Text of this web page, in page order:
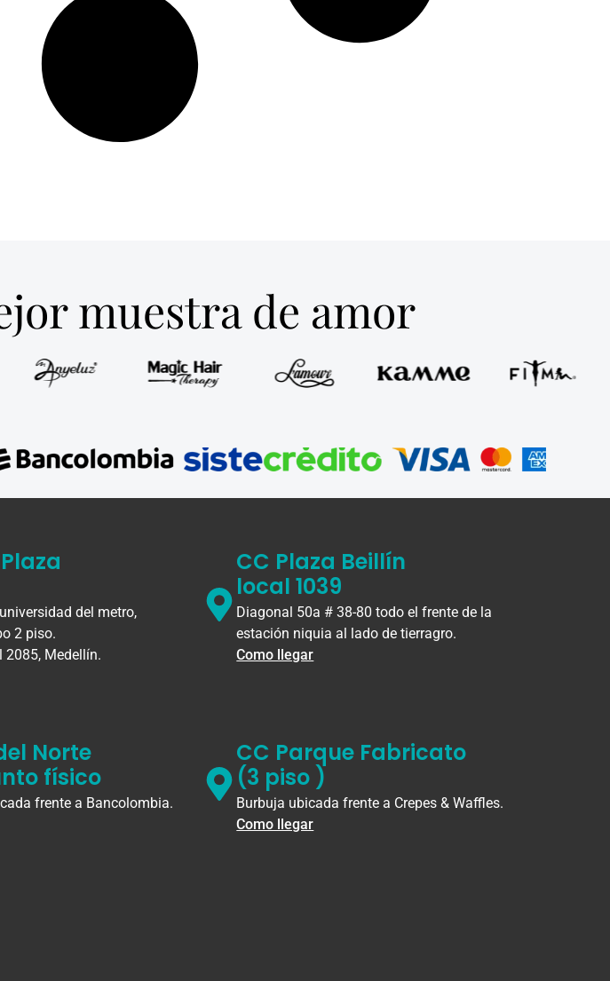
muestra de amor
del metro,
2 piso.
2085, Medellín.
CC Plaza Beillín
local 1039
Diagonal 50a # 38-80 todo el frente de la
estación niquia al lado de tierragro.
Como llegar
Norte
físico
frente a Bancolombia.
CC Parque Fabricato
(3 piso )
Burbuja ubicada frente a Crepes & Waffles.
Como llegar